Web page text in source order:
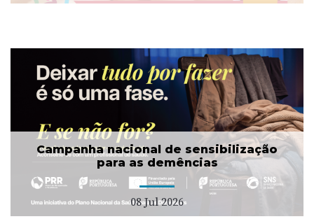
Campanha nacional de sensibilização
para as demências
08 Jul 2026